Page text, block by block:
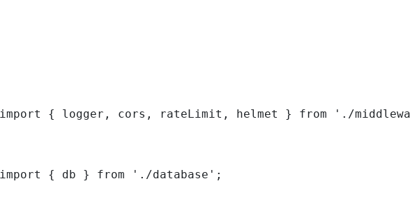
import { logger, cors, rateLimit, helmet } from './
import { db } from './database';